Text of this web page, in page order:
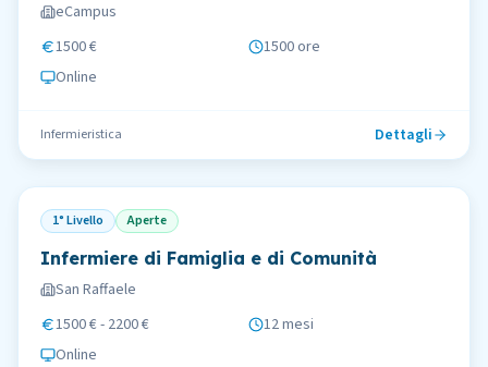
eCampus
1500 €
1500 ore
Online
Infermieristica Dettagli
1° Livello Aperte
Infermiere di Famiglia e di Comunità
San Raffaele
1500 € - 2200 €
12 mesi
Online